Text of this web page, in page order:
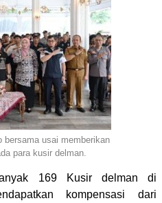
bersama usai memberikan
para kusir delman.
169 Kusir delman di
kompensasi dari